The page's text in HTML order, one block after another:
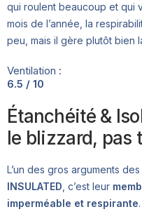
qui roulent beaucoup et qui
mois de l’année, la
peu, mais il gère plutôt bien
Ventilation :
6.5 / 10
Étanchéité &
le blizzard, pas
L’un des gros arguments des
INSULATED , c’est leur
imperméable et respirante